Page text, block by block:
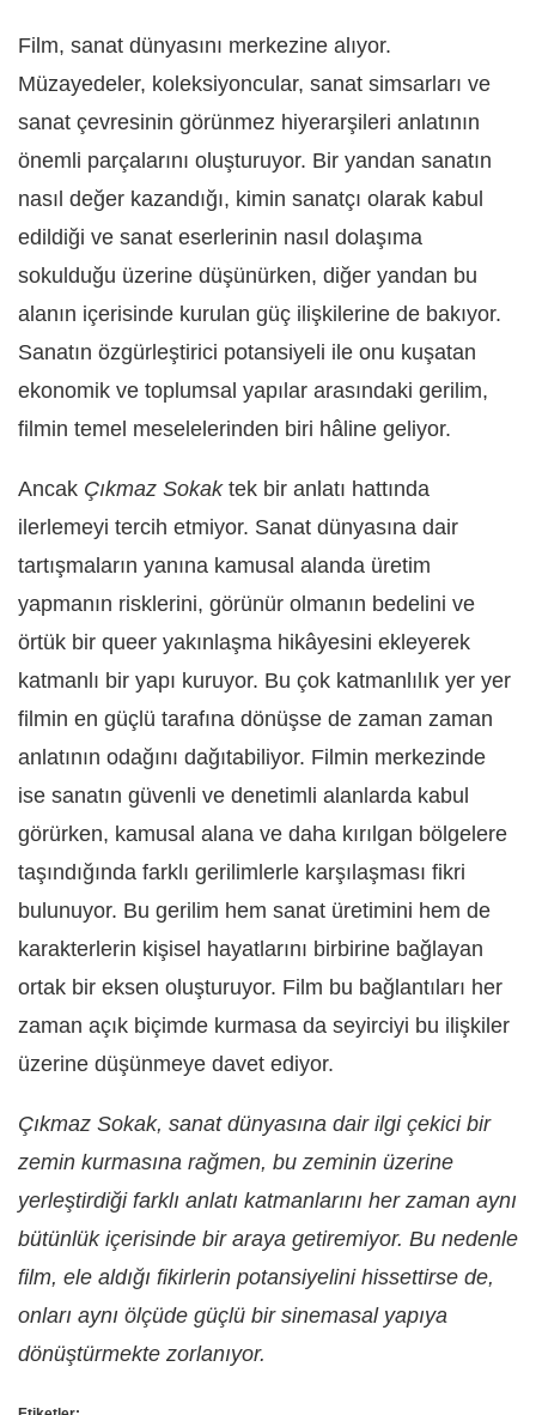
Film, sanat dünyasını merkezine alıyor.
Müzayedeler, koleksiyoncular, sanat simsarları ve
sanat çevresinin görünmez hiyerarşileri anlatının
önemli parçalarını oluşturuyor. Bir yandan sanatın
nasıl değer kazandığı, kimin sanatçı olarak kabul
edildiği ve sanat eserlerinin nasıl dolaşıma
sokulduğu üzerine düşünürken, diğer yandan bu
alanın içerisinde kurulan güç ilişkilerine de bakıyor.
Sanatın özgürleştirici potansiyeli ile onu kuşatan
ekonomik ve toplumsal yapılar arasındaki gerilim,
filmin temel meselelerinden biri hâline geliyor.
Ancak Çıkmaz Sokaktek bir anlatı hattında
ilerlemeyi tercih etmiyor. Sanat dünyasına dair
tartışmaların yanına kamusal alanda üretim
yapmanın risklerini, görünür olmanın bedelini ve
örtük bir queer yakınlaşma hikâyesini ekleyerek
katmanlı bir yapı kuruyor. Bu çok katmanlılık yer yer
filmin en güçlü tarafına dönüşse de zaman zaman
anlatının odağını dağıtabiliyor. Filmin merkezinde
ise sanatın güvenli ve denetimli alanlarda kabul
görürken, kamusal alana ve daha kırılgan bölgelere
taşındığında farklı gerilimlerle karşılaşması fikri
bulunuyor. Bu gerilim hem sanat üretimini hem de
karakterlerin kişisel hayatlarını birbirine bağlayan
ortak bir eksen oluşturuyor. Film bu bağlantıları her
zaman açık biçimde kurmasa da seyirciyi bu ilişkiler
üzerine düşünmeye davet ediyor.
Çıkmaz Sokak, sanat dünyasına dair ilgi çekici bir
zemin kurmasına rağmen, bu zeminin üzerine
yerleştirdiği farklı anlatı katmanlarını her zaman aynı
bütünlük içerisinde bir araya getiremiyor. Bu nedenle
film, ele aldığı fikirlerin potansiyelini hissettirse de,
onları aynı ölçüde güçlü bir sinemasal yapıya
dönüştürmekte zorlanıyor.